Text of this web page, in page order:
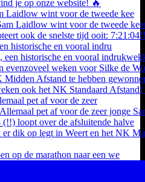
Laidlow wint voor de tweede kee
historische en vooral indru
pet af voor de zeer
op de marathon naar een we